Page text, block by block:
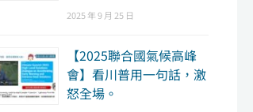
2025 年 9 月 25 日
【2025聯合國氣候高峰
會】看川普用一句話，激
怒全場。